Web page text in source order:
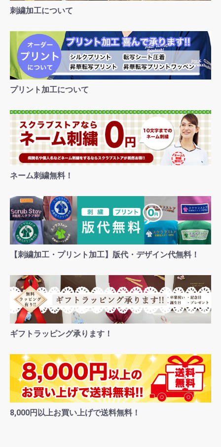
刺繍加工について
プリント加工について
ネーム刺繍無料！
【刺繍加工・プリント加工】版代・デザイン代無料！
ギフトラッピング承ります！
8,000円以上お買い上げで送料無料！